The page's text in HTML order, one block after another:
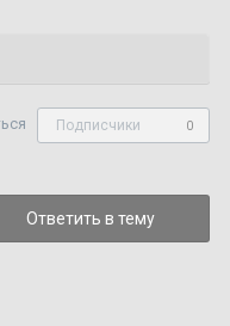
Подписчики 0
Ответить в тему